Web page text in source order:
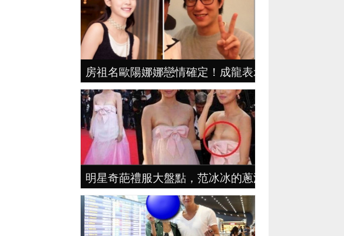
房祖名歐陽娜娜戀情確定！成龍表示：想要女兒！
明星奇葩禮服大盤點，范冰冰的蔥油餅，老奶奶不